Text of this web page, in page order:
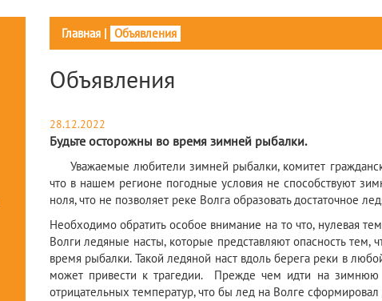
Главная| Объявления
Объявления
28.12.2022
Будьте осторожны во время зимней рыбалки.
Уважаемые любители зимней рыбалки, комитет
что в нашем регионе погодные условия не способствуют
ноля, что не позволяет реке Волга образовать достаточное
Необходимо обратить особое внимание на то что, нулевая
Волги ледяные насты, которые представляют опасность тем,
время рыбалки. Такой ледяной наст вдоль берега реки в
может привести к трагедии. Прежде чем идти на зимнюю
отрицательных температур, что бы лед на Волге